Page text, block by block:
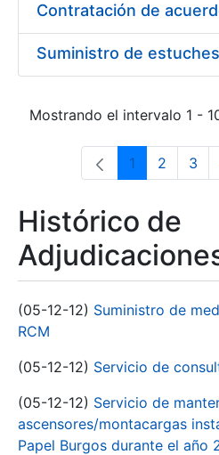
Mostrando el intervalo 1 -
Página
1 Página
2 3
Histórico de
(05-12-12) Suministro de
RCM
(05-12-12) Servicio de
(05-12-12) Servicio de
ascensores/montacargas
Papel Burgos durante el año